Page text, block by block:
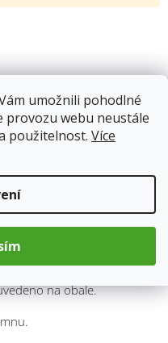
umožnili pohodlné
provozu webu neustále
použitelnost. Více
%, cukr, extrudát (rýžová
olej (kokosový a
rýžový sirup,
mouka, mořská sůl,
tokoferolů, rozmarýnový
skořápkových plodů,
na obale.